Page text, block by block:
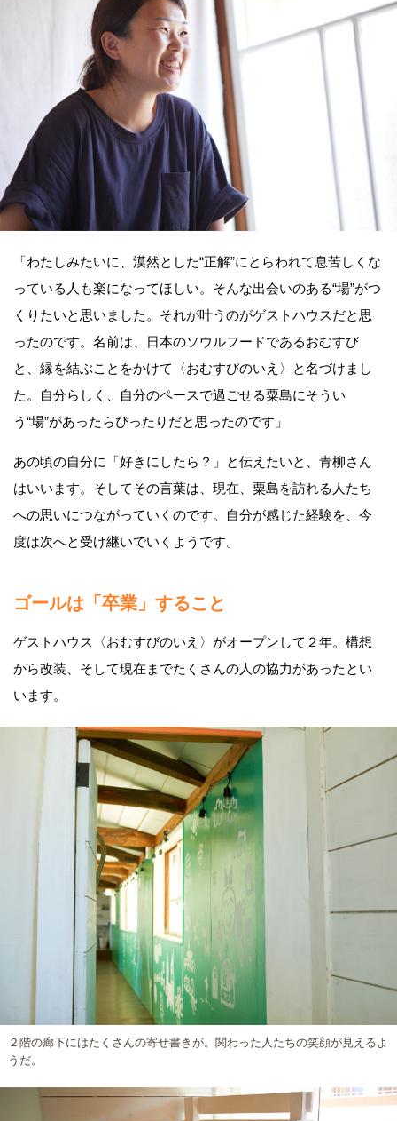
「わたしみたいに、漠然とした“正解”にとらわれて息苦しくな
っている人も楽になってほしい。そんな出会いのある“場”がつ
くりたいと思いました。それが叶うのがゲストハウスだと思
ったのです。名前は、日本のソウルフードであるおむすび
と、縁を結ぶことをかけて〈おむすびのいえ〉と名づけまし
た。自分らしく、自分のペースで過ごせる粟島にそうい
う“場”があったらぴったりだと思ったのです」
あの頃の自分に「好きにしたら？」と伝えたいと、青柳さん
はいいます。そしてその言葉は、現在、粟島を訪れる人たち
への思いにつながっていくのです。自分が感じた経験を、今
度は次へと受け継いでいくようです。
ゴールは「卒業」すること
ゲストハウス〈おむすびのいえ〉がオープンして２年。構想
から改装、そして現在までたくさんの人の協力があったとい
います。
２階の廊下にはたくさんの寄せ書きが。関わった人たちの笑顔が見えるよ
うだ。